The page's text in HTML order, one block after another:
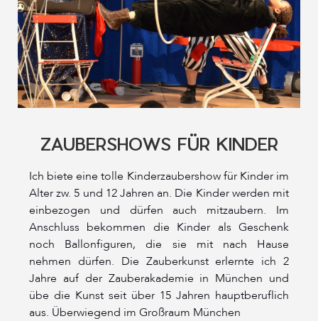
ZAUBERSHOWS FÜR KINDER
Ich biete eine tolle Kinderzaubershow für Kinder im
Alter zw. 5 und 12 Jahren an. Die Kinder werden mit
einbezogen und dürfen auch mitzaubern. Im
Anschluss bekommen die Kinder als Geschenk
noch Ballonfiguren, die sie mit nach Hause
nehmen dürfen. Die Zauberkunst erlernte ich 2
Jahre auf der Zauberakademie in München und
übe die Kunst seit über 15 Jahren hauptberuflich
aus. Überwiegend im Großraum München